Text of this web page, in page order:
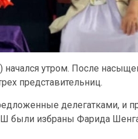
утром. После
представительниц.
делегатками, и
были избраны Фарида